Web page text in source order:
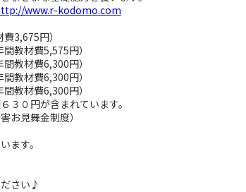
www.r-kodomo.com
円）
材費5,575円）
材費6,300円）
材費6,300円）
材費6,300円）
０円が含まれています。
金制度）
す。
さい♪